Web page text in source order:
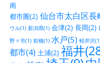
南 三
都市圏(2) 仙台市太白区長
ウル(1) 新潟県(1) 会津(2) 長岡(2)
野々市(1) 前橋(1) 水戸(5) 軽井沢
都市(4) 土浦(2) 福井